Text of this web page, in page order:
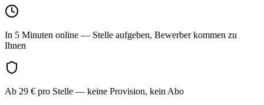
In 5 Minuten online — Stelle aufgeben, Bewerber kommen zu
Ihnen
Ab 29 € pro Stelle — keine Provision, kein Abo